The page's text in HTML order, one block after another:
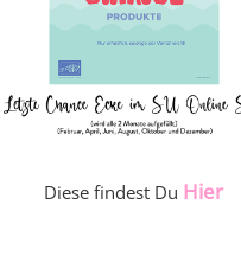
Diese findest Du Hier